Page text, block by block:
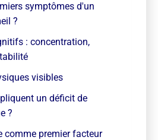
symptômes d'un
?
: concentration,
visibles
un déficit de
?
comme premier facteur